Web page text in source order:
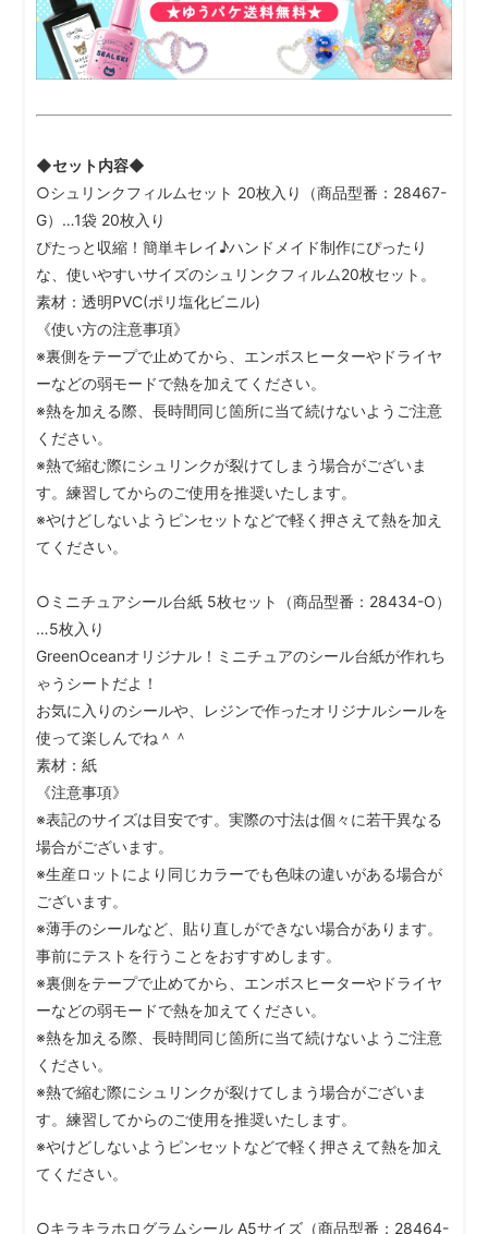
◆セット内容◆
○シュリンクフィルムセット 20枚入り（商品型番：28467-
G）…1袋 20枚入り
ぴたっと収縮！簡単キレイ♪ハンドメイド制作にぴったり
な、使いやすいサイズのシュリンクフィルム20枚セット。
素材：透明PVC(ポリ塩化ビニル)
《使い方の注意事項》
※裏側をテープで止めてから、エンボスヒーターやドライヤ
ーなどの弱モードで熱を加えてください。
※熱を加える際、長時間同じ箇所に当て続けないようご注意
ください。
※熱で縮む際にシュリンクが裂けてしまう場合がございま
す。練習してからのご使用を推奨いたします。
※やけどしないようピンセットなどで軽く押さえて熱を加え
てください。
○ミニチュアシール台紙 5枚セット（商品型番：28434-O）
…5枚入り
GreenOceanオリジナル！ミニチュアのシール台紙が作れち
ゃうシートだよ！
お気に入りのシールや、レジンで作ったオリジナルシールを
使って楽しんでね＾＾
素材：紙
《注意事項》
※表記のサイズは目安です。実際の寸法は個々に若干異なる
場合がございます。
※生産ロットにより同じカラーでも色味の違いがある場合が
ございます。
※薄手のシールなど、貼り直しができない場合があります。
事前にテストを行うことをおすすめします。
※裏側をテープで止めてから、エンボスヒーターやドライヤ
ーなどの弱モードで熱を加えてください。
※熱を加える際、長時間同じ箇所に当て続けないようご注意
ください。
※熱で縮む際にシュリンクが裂けてしまう場合がございま
す。練習してからのご使用を推奨いたします。
※やけどしないようピンセットなどで軽く押さえて熱を加え
てください。
○キラキラホログラムシール A5サイズ（商品型番：28464-